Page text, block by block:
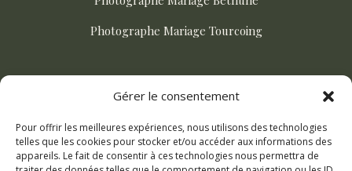
Gérer le consentement
Pour offrir les meilleures expériences, nous utilisons des technologies
telles que les cookies pour stocker et/ou accéder aux informations des
appareils. Le fait de consentir à ces technologies nous permettra de
Photographe Mariage Tourcoing
ACTUALITÉS
Comment choisir son photographe de mariage ?
Mariage champetre dans le Nord : le guide complet